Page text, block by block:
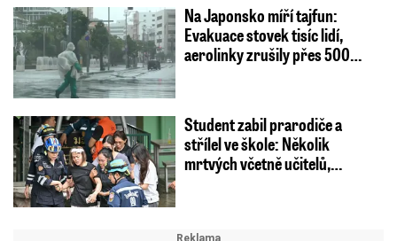
Na Japonsko míří tajfun:
Evakuace stovek tisíc lidí,
aerolinky zrušily přes 500…
Student zabil prarodiče a
střílel ve škole: Několik
mrtvých včetně učitelů,…